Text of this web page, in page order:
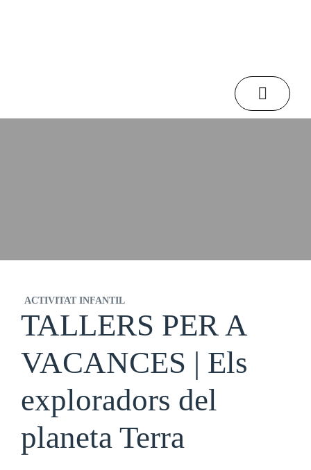
TALLERS PER A VACANCES | Els exploradors del planeta Terra
ACTIVITAT INFANTIL
TALLERS PER A
VACANCES | Els
exploradors del
planeta Terra